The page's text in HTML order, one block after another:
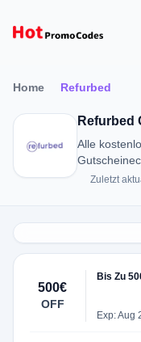
Home Refurbed
Refurbed
Alle
August 2026
Zuletzt
500€
OFF
Bis Zu
Exp: Aug